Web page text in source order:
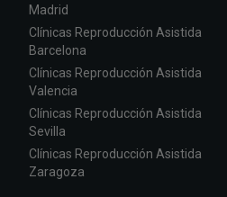
Madrid
Clínicas Reproducción Asistida
Barcelona
Clínicas Reproducción Asistida
Valencia
Clínicas Reproducción Asistida
Sevilla
Clínicas Reproducción Asistida
Zaragoza